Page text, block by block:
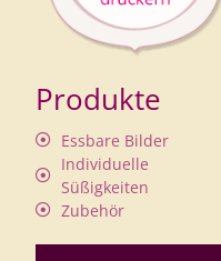
Produkte
Essbare Bilder
Individuelle
Süßigkeiten
Zubehör